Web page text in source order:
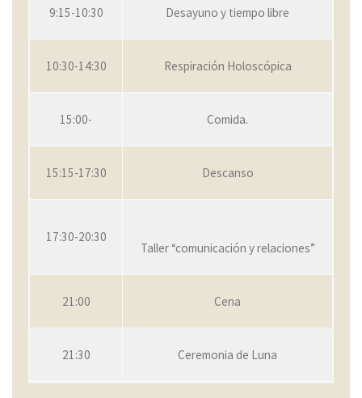
9:15-10:30 Desayuno y tiempo libre
10:30-14:30 Respiración Holoscópica
15:00- Comida.
15:15-17:30 Descanso
17:30-20:30
Taller “comunicación y relaciones”
21:00 Cena
21:30 Ceremonia de Luna